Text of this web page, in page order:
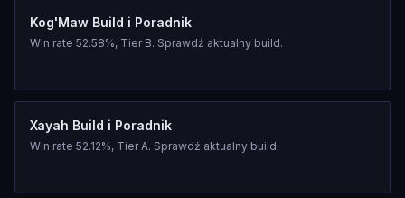
Kog'Maw Build i Poradnik
Win rate 52.58%, Tier B. Sprawdź aktualny build.
Xayah Build i Poradnik
Win rate 52.12%, Tier A. Sprawdź aktualny build.